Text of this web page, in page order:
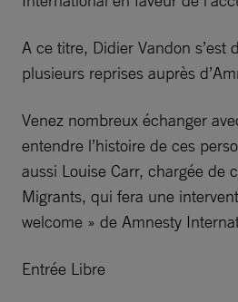
A ce titre, Didier Vandon s’est
plusieurs reprises auprès
Venez nombreux échanger
entendre l’histoire de ces
aussi Louise Carr, chargée de
Migrants, qui fera une
welcome » de Amnesty
Entrée Libre